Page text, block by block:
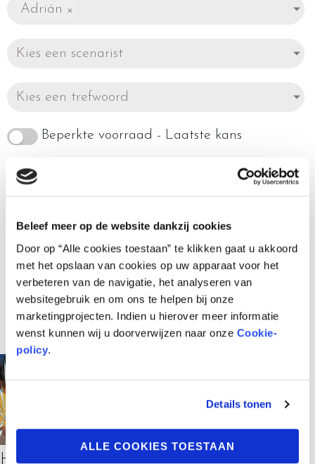
Beleef meer op de website dankzij cookies
Door op “Alle cookies toestaan” te klikken gaat u akkoord
met het opslaan van cookies op uw apparaat voor het
verbeteren van de navigatie, het analyseren van
websitegebruik en om ons te helpen bij onze
marketingprojecten. Indien u hierover meer informatie
wenst kunnen wij u doorverwijzen naar onze Cookie-
policy.
Details tonen
ALLE COOKIES TOESTAAN
Adrián ×
Kies een scenarist
Kies een trefwoord
Beperkte voorraad - Laatste kans
Het Weeskind van Perdide 2: Silbad Het Weeskind van Perdide 1: Claudi